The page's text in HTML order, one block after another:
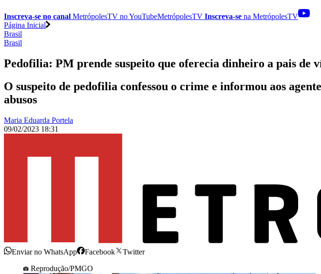
Inscreva-se no canal MetrópolesTV noYouTubeMetrópolesTV Inscreva-se na MetrópolesTV
Página Inicial
Brasil
Brasil
Pedofilia: PM prende suspeito que oferecia dinheiro a pais de
O suspeito de pedofilia confessou o crime e informou aos
abusos
Maria Eduarda Portela
09/02/2023 18:31
Enviar no WhatsApp Facebook
Twitter
Reprodução/PMGO